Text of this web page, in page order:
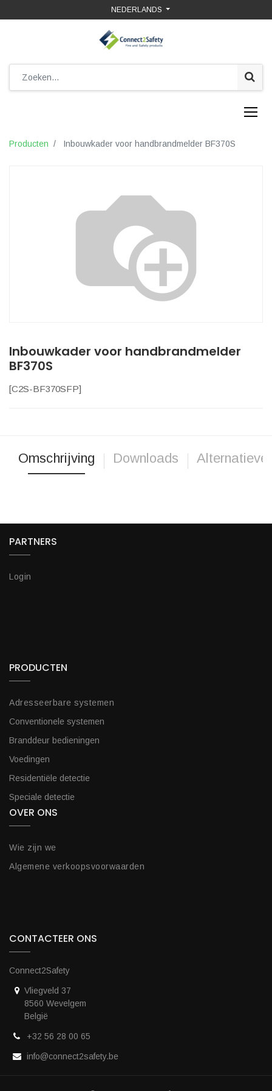
NEDERLANDS
Producten Inbouwkader voor handbrandmelder BF370S
Inbouwkader voor handbrandmelder
BF370S
[C2S-BF370SFP]
Omschrijving Downloads Alternatieve
PARTNERS
Login
PRODUCTEN
Adresseerbare systemen
Conventionele systemen
Branddeur bedieningen
Voedingen
Residentiële detectie
Speciale detectie
OVER ONS
Wie zijn we
Algemene verkoopsvoorwaarden
CONTACTEER ONS
Connect2Safety
Vliegveld 37
8560 Wevelgem
België
+32 56 28 00 65
info@connect2safety.be